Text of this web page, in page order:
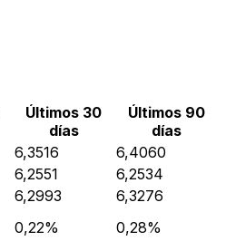
Últimos 30
días
Últimos 90
días
6,3516
6,4060
6,2551
6,2534
6,2993
6,3276
0,22% 0,28%